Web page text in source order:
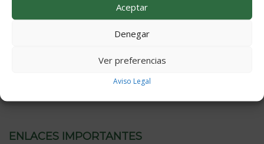
Aceptar
Denegar
Ver preferencias
Aviso Legal
ALUMNADO Y FAMILIAS
ACTIVIDADES EXTRAESCOLARES
ENLACES IMPORTANTES